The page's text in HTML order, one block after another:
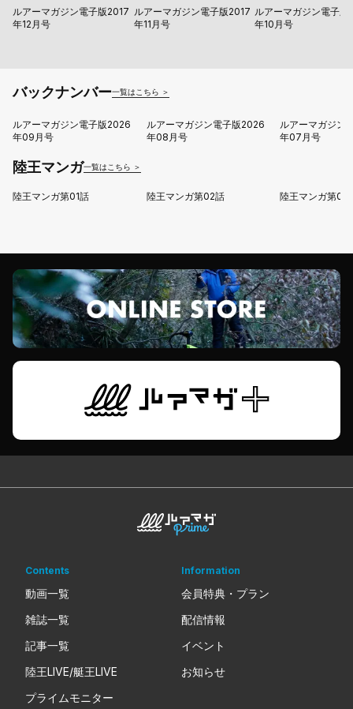
ルアーマガジン電子版2017
年12月号
ルアーマガジン電子版2017
年11月号
ルアーマガジン電子版
年10月号
バックナンバー一覧はこちら ＞
ルアーマガジン電子版2026
年09月号
ルアーマガジン電子版2026
年08月号
ルアーマガジン
年07月号
陸王マンガ一覧はこちら ＞
陸王マンガ第01話 陸王マンガ第02話 陸王マンガ第03
Contents
動画一覧
雑誌一覧
記事一覧
陸王LIVE/艇王LIVE
プライムモニター
Information
会員特典・プラン
配信情報
イベント
お知らせ